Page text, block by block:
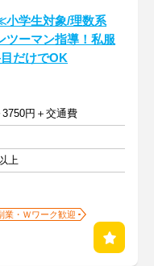
小学生対象/理数系
ーマン指導！私服
だけでOK
円＋交通費
上
業・Ｗワーク歓迎